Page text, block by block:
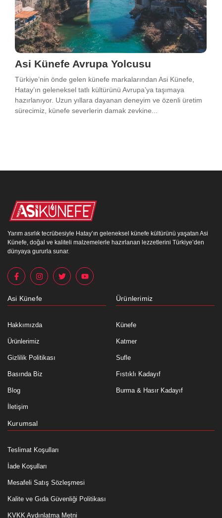
Asi Künefe Avrupa Yolcusu
Türkiye’nin önde gelen künefe markalarından Asi Künefe,
Hatay’ın geleneksel tatlı kültürünü Avrupa’ya taşımaya
hazırlanıyor. Uzun yıllara dayanan deneyim ve özenli üretim
sürecimiz, künefe severlerin damak zevkine...
Yarım asırlık tecrübesiyle Hatay’ın geleneksel künefe kültürünü yaşatan Asi
Künefe, doğal ve kaliteli malzemelerle hazırlanan lezzetlerini Türkiye’den
dünyaya gururla sunar.
Asi Künefe
Hakkımızda
Ürünlerimiz
Gizlilik Politikası
Basında Biz
Blog
İletişim
Ürünlerimiz
Künefe
Katmer
Sufle
Fıstıklı Kadayıf
Burma & Hasır Kadayıf
Kurumsal
Teslimat Koşulları
İade Koşulları
Mesafeli Satış Sözleşmesi
Kalite ve Gıda Güvenliği Politikası
KVKK Aydınlatma Metni